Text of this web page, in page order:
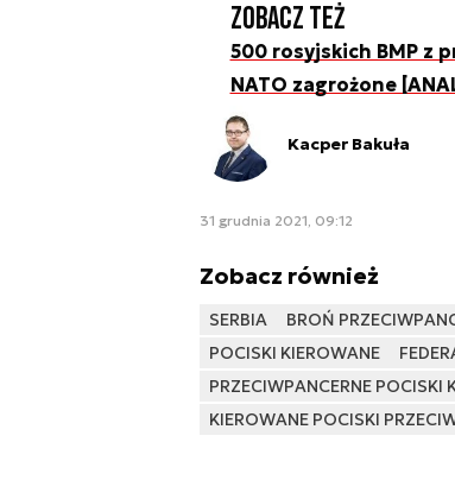
Zobacz też
500 rosyjskich BMP z
NATO zagrożone
Kacper Bakuła
31 grudnia 2021, 09:12
Zobacz również
SERBIA BROŃ
POCISKI KIEROWANE
PRZECIWPANCERNE POCISKI
KIEROWANE POCISKI